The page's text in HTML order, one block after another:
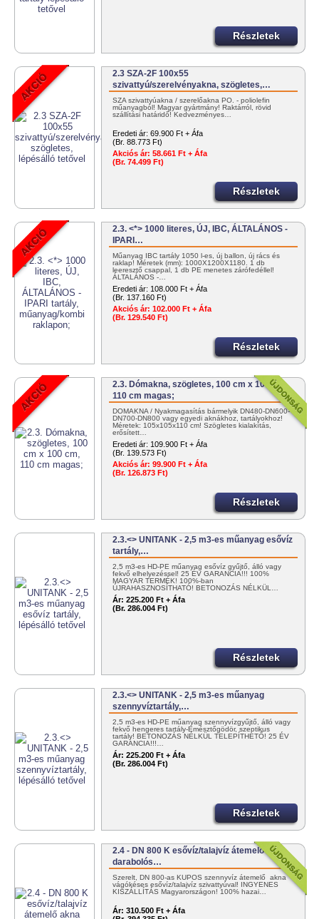
Részletek
2.3 SZA-2F 100x55
szivattyú/szerelvényakna, szögletes,…
SZA szivattyúakna / szerelőakna PO. - poliolefin
műanyagból! Magyar gyártmány! Raktárról, rövid
szállítási határidő! Kedvezményes…
Eredeti ár: 69.900 Ft + Áfa
(Br. 88.773 Ft)
Akciós ár: 58.661 Ft + Áfa
(Br. 74.499 Ft)
Részletek
2.3. <*> 1000 literes, ÚJ, IBC, ÁLTALÁNOS -
IPARI…
Műanyag IBC tartály 1050 l-es, új ballon, új rács és
raklap! Méretek (mm): 1000X1200X1180. 1 db
leeresztő csappal, 1 db PE menetes zárófedéllel!
ÁLTALÁNOS -…
Eredeti ár: 108.000 Ft + Áfa
(Br. 137.160 Ft)
Akciós ár: 102.000 Ft + Áfa
(Br. 129.540 Ft)
Részletek
2.3. Dómakna, szögletes, 100 cm x 100 cm,
110 cm magas;
DÓMAKNA / Nyakmagasítás bármelyik DN480-DN600-
DN700-DN800 vagy egyedi aknákhoz, tartályokhoz!
Méretek: 105x105x110 cm! Szögletes kialakítás,
erősített…
Eredeti ár: 109.900 Ft + Áfa
(Br. 139.573 Ft)
Akciós ár: 99.900 Ft + Áfa
(Br. 126.873 Ft)
Részletek
2.3.<> UNITANK - 2,5 m3-es műanyag esővíz
tartály,…
2,5 m3-es HD-PE műanyag esővíz gyűjtő, álló vagy
fekvő elhelyezéssel! 25 ÉV GARANCIA!!! 100%
MAGYAR TERMÉK! 100%-ban
ÚJRAHASZNOSÍTHATÓ! BETONOZÁS NÉLKÜL…
Ár: 225.200 Ft + Áfa
(Br. 286.004 Ft)
Részletek
2.3.<> UNITANK - 2,5 m3-es műanyag
szennyvíztartály,…
2,5 m3-es HD-PE műanyag szennyvízgyűjtő, álló vagy
fekvő hengeres tartály-Emésztőgödör, szeptikus
tartály! BETONOZÁS NÉLKÜL TELEPÍTHETŐ! 25 ÉV
GARANCIA!!!…
Ár: 225.200 Ft + Áfa
(Br. 286.004 Ft)
Részletek
2.4 - DN 800 K esővíz/talajvíz átemelő akna
darabolós…
Szerelt, DN 800-as KÚPOS szennyvíz átemelő akna
vágókéses esővíz/talajvíz szivattyúval! INGYENES
KISZÁLLÍTÁS Magyarországon! 100% hazai…
Ár: 310.500 Ft + Áfa